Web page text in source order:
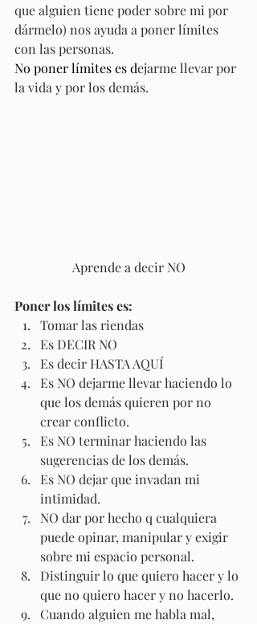
que alguien tiene poder sobre mi por
dármelo) nos ayuda a poner límites
con las personas.
No poner límites es dejarme llevar por
la vida y por los demás.
Aprende a decir NO
Poner los límites es:
Tomar las riendas
Es DECIR NO
Es decir HASTA AQUÍ
Es NO dejarme llevar haciendo lo
que los demás quieren por no
crear conflicto.
Es NO terminar haciendo las
sugerencias de los demás.
Es NO dejar que invadan mi
intimidad.
NO dar por hecho q cualquiera
puede opinar, manipular y exigir
sobre mi espacio personal.
Distinguir lo que quiero hacer y lo
que no quiero hacer y no hacerlo.
Cuando alguien me habla mal,